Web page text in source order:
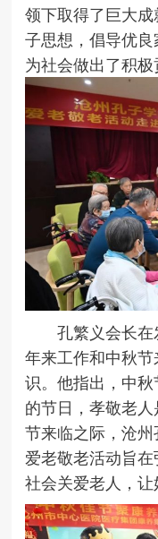
领下取得了巨大
子思想，倡导优良
为社会做出了积极
孔繁义会长
年来工作和中秋
识。他指出，中
的节日，孝敬老
节来临之际，沧
爱老敬老活动旨
社会关爱老人，让